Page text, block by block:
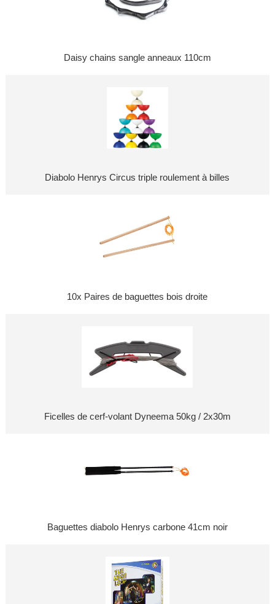
Daisy chains sangle anneaux 110cm
Diabolo Henrys Circus triple roulement à billes
10x Paires de baguettes bois droite
Ficelles de cerf-volant Dyneema 50kg / 2x30m
Baguettes diabolo Henrys carbone 41cm noir